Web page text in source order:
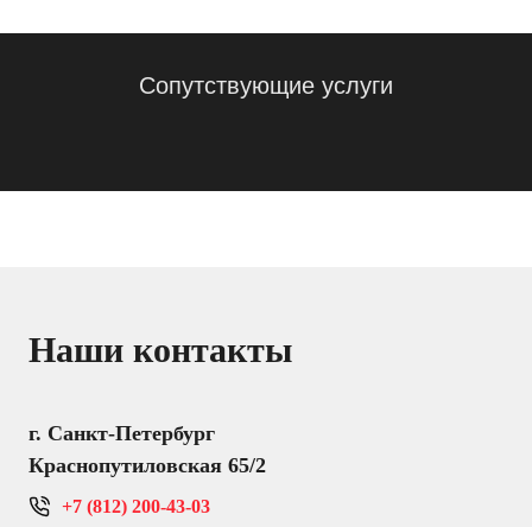
Сопутствующие услуги
Наши контакты
г. Санкт-Петербург
Краснопутиловская 65/2
+7 (812) 200-43-03